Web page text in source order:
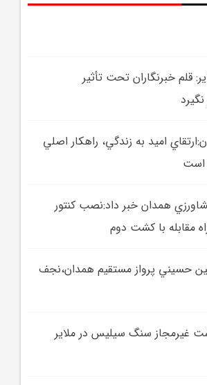
قلم خبرنگاران تحت تأثير
اميد به زندگي، راهکار اصلي
همدان خبر داد:نصب کنتور
مقابله با کشت دوم
حسيني پرواز مستقيم همدان،نجف
غيرمجاز سنگ سيليس در ملاير